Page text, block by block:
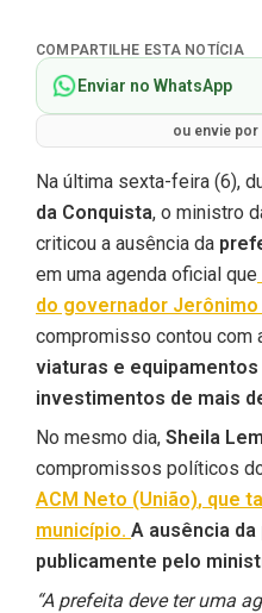
COMPARTILHE ESTA NOTÍCIA
Enviar no WhatsApp
ou envie
Na última sexta-feira (6),
da Conquista, o ministro
criticou a ausência da
em uma agenda oficial que
do governador Jerônimo
compromisso contou com
viaturas e equipamentos
investimentos de mais
No mesmo dia, Sheila
compromissos políticos
ACM Neto (União), que
município. A ausência
publicamente pelo
“A prefeita deve ter uma